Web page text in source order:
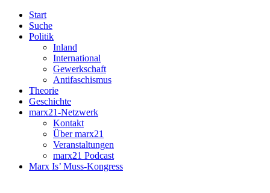
Start
Suche
Politik
Inland
International
Gewerkschaft
Antifaschismus
Theorie
Geschichte
marx21-Netzwerk
Kontakt
Über marx21
Veranstaltungen
marx21 Podcast
Marx Is’ Muss-Kongress